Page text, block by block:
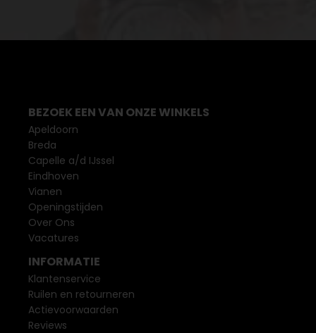
BEZOEK EEN VAN ONZE WINKELS
Apeldoorn
Breda
Capelle a/d IJssel
Eindhoven
Vianen
Openingstijden
Over Ons
Vacatures
INFORMATIE
Klantenservice
Ruilen en retourneren
Actievoorwaarden
Reviews